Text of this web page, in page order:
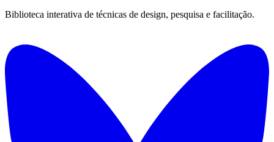
Biblioteca interativa de técnicas de design, pesquisa e facilitação.